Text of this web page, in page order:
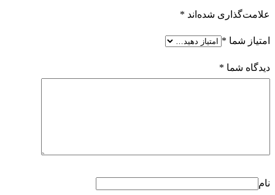
علامت‌گذاری شده‌اند *
امتیاز شما *
دیدگاه شما *
نام